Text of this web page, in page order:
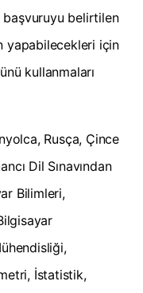
belirtilen
yapabilecekleri için
kullanmaları
Rusça, Çince
Dil Sınavından
Bilimleri,
İstatistik,